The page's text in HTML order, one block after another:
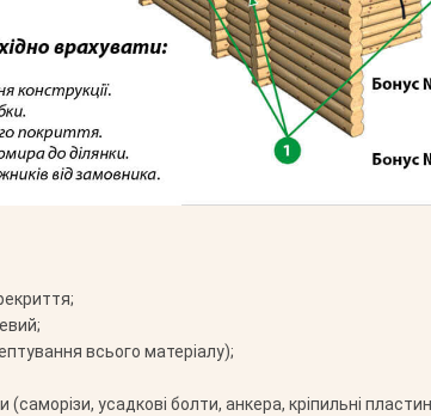
всього матеріалу);
(саморізи, усадкові болти, анкера, кріпильні